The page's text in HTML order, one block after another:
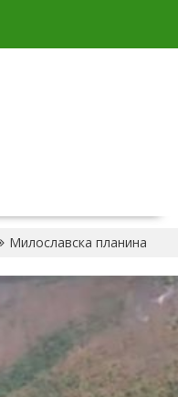
Милославска планина